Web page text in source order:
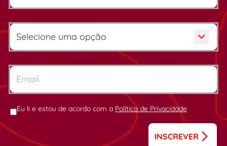
Eu li e estou de acordo com a Política de Privacidade
INSCREVER